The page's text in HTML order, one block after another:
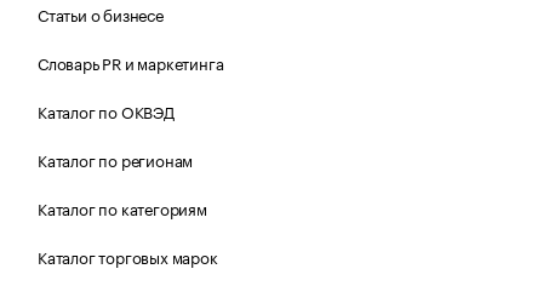
Статьи о бизнесе
Словарь PR и маркетинга
Каталог по ОКВЭД
Каталог по регионам
Каталог по категориям
Каталог торговых марок